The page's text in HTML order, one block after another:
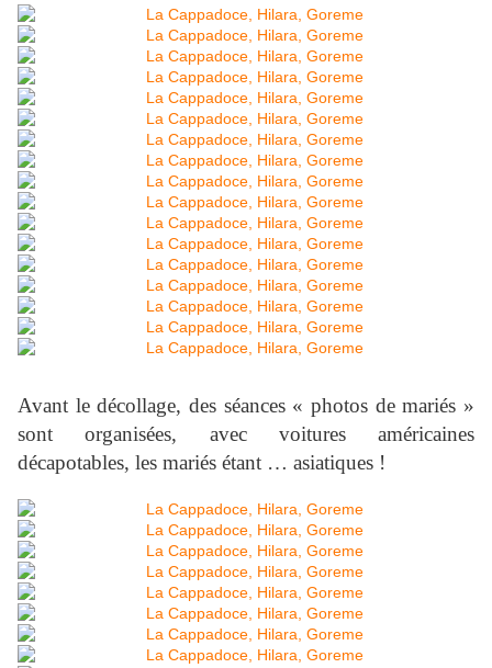
Avant le décollage, des séances « photos de mariés »
sont organisées, avec voitures américaines
décapotables, les mariés étant … asiatiques !